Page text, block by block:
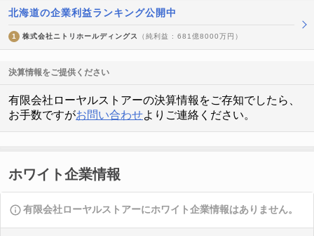
北海道の企業利益ランキング公開中
1 株式会社ニトリホールディングス （純利益 : 681億8000万円）
決算情報をご提供ください
有限会社ローヤルストアーの決算情報をご存知でしたら、
お手数ですがお問い合わせよりご連絡ください。
ホワイト企業情報
有限会社ローヤルストアーにホワイト企業情報はありません。